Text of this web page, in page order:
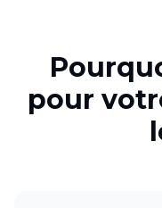
pour